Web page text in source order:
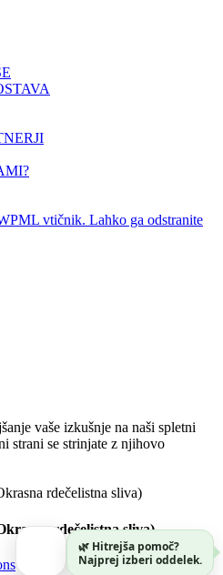
vtičnik. Lahko ga odstranite
vaše izkušnje na naši spletni
strani se strinjate z njihovo
rdečelistna sliva)
🌿 Hitrejša pomoč?
Najprej izberi oddelek.